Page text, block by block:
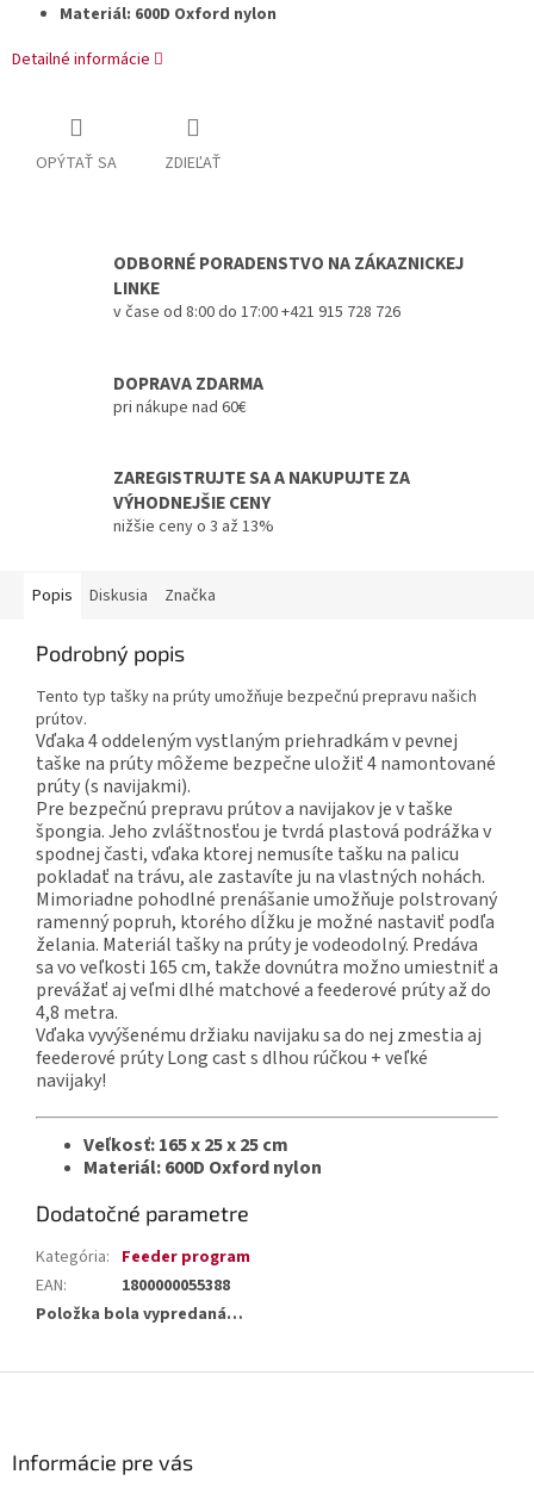
Materiál: 600D Oxford nylon
Detailné informácie
OPÝTAŤ SA ZDIEĽAŤ
ODBORNÉ PORADENSTVO NA ZÁKAZNICKEJ
LINKE
v čase od 8:00 do 17:00 +421 915 728 726
DOPRAVA ZDARMA
pri nákupe nad 60€
ZAREGISTRUJTE SA A NAKUPUJTE ZA
VÝHODNEJŠIE CENY
nižšie ceny o 3 až 13%
Popis Diskusia Značka
Podrobný popis
Tento typ tašky na prúty umožňuje bezpečnú prepravu našich
prútov.
Vďaka 4 oddeleným vystlaným priehradkám v pevnej
taške na prúty môžeme bezpečne uložiť 4 namontované
prúty (s navijakmi).
Pre bezpečnú prepravu prútov a navijakov je v taške
špongia. Jeho zvláštnosťou je tvrdá plastová podrážka v
spodnej časti, vďaka ktorej nemusíte tašku na palicu
pokladať na trávu, ale zastavíte ju na vlastných nohách.
Mimoriadne pohodlné prenášanie umožňuje polstrovaný
ramenný popruh, ktorého dĺžku je možné nastaviť podľa
želania. Materiál tašky na prúty je vodeodolný. Predáva
sa vo veľkosti 165 cm, takže dovnútra možno umiestniť a
prevážať aj veľmi dlhé matchové a feederové prúty až do
4,8 metra.
Vďaka vyvýšenému držiaku navijaku sa do nej zmestia aj
feederové prúty Long cast s dlhou rúčkou + veľké
navijaky!
Veľkosť: 165 x 25 x 25 cm
Materiál: 600D Oxford nylon
Dodatočné parametre
Kategória: Feeder program
EAN:
1800000055388
Položka bola vypredaná…
Informácie pre vás